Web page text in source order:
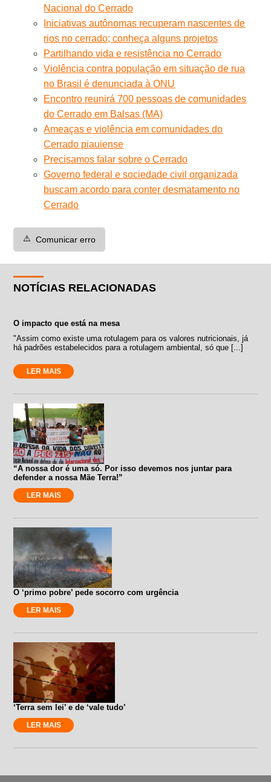
Nacional do Cerrado
Iniciativas autônomas recuperam nascentes de
rios no cerrado; conheça alguns projetos
Partilhando vida e resistência no Cerrado
Violência contra população em situação de rua
no Brasil é denunciada à ONU
Encontro reunirá 700 pessoas de comunidades
do Cerrado em Balsas (MA)
Ameaças e violência em comunidades do
Cerrado piauiense
Precisamos falar sobre o Cerrado
Governo federal e sociedade civil organizada
buscam acordo para conter desmatamento no
Cerrado
⚠️ Comunicar erro
NOTÍCIAS RELACIONADAS
O impacto que está na mesa
"Assim como existe uma rotulagem para os valores nutricionais, já
há padrões estabelecidos para a rotulagem ambiental, só que [...]
LER MAIS
“A nossa dor é uma só. Por isso devemos nos juntar para
defender a nossa Mãe Terra!”
LER MAIS
O ‘primo pobre’ pede socorro com urgência
LER MAIS
‘Terra sem lei’ e de ‘vale tudo’
LER MAIS